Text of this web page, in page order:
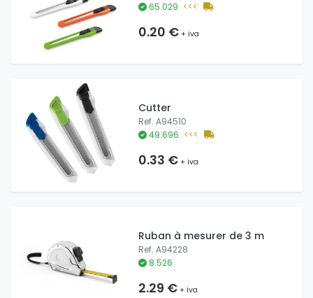
65.029 <<<
0.20 €+ iva
Cutter
Ref. A94510
49.696 <<<
0.33 €+ iva
Ruban à mesurer de 3 m
Ref. A94228
8.526
2.29 €+ iva